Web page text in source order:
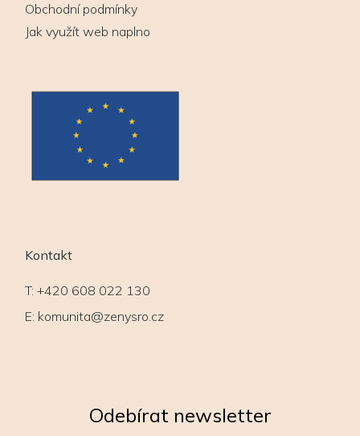
Obchodní podmínky
Jak využít web naplno
Kontakt
T: +420 608 022 130
E: komunita@zenysro.cz
Odebírat newsletter